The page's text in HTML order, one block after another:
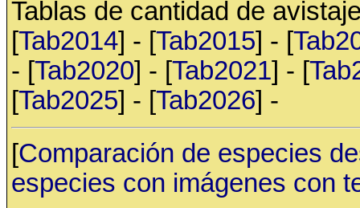
Tablas de cantidad de
[Tab2014] - [Tab2015] - [
- [Tab2020] - [Tab2021] - [
[Tab2025] - [Tab2026] -
[Comparación de especies
especies con imágenes con